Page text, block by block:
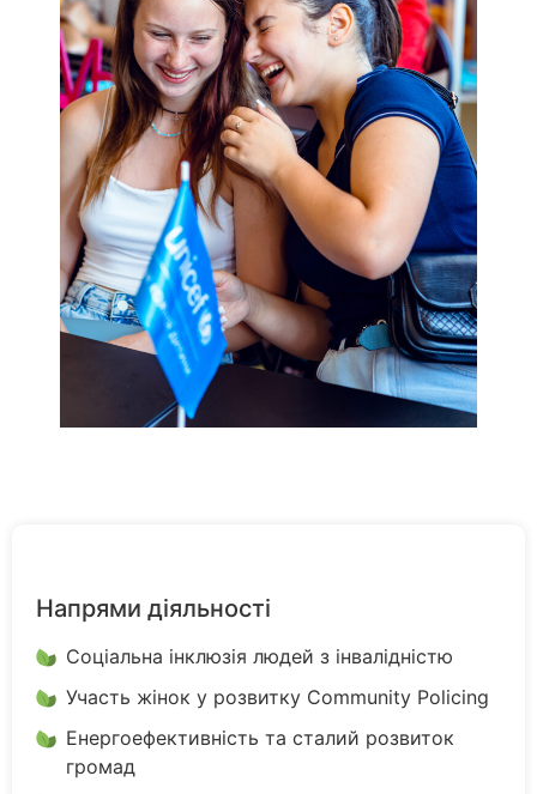
Напрями діяльності
Соціальна інклюзія людей з інвалідністю
Участь жінок у розвитку Community Policing
Енергоефективність та сталий розвиток
громад